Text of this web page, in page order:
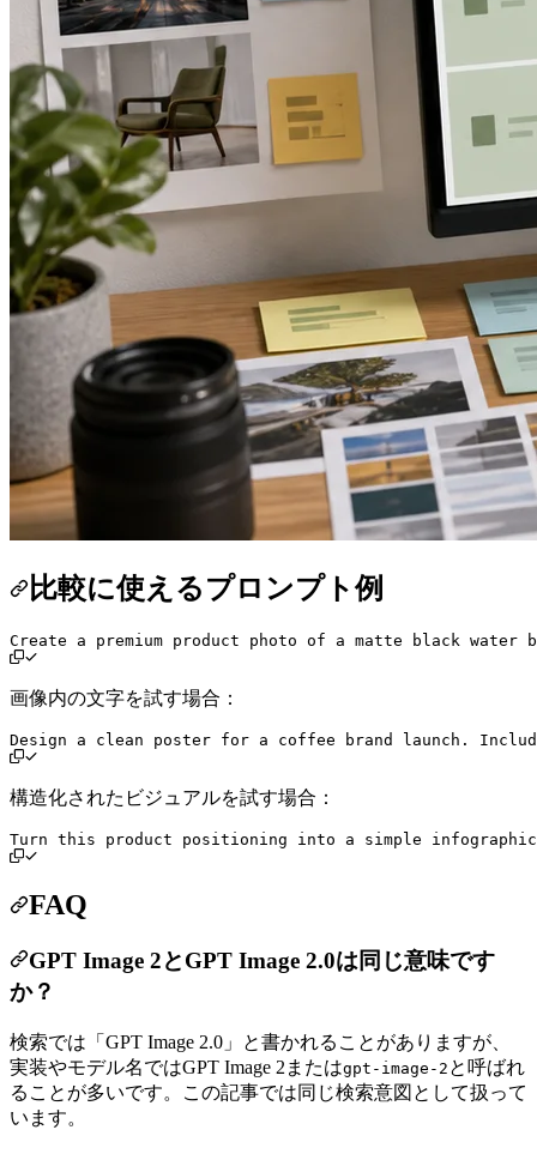
比較に使えるプロンプト例
画像内の文字を試す場合：
構造化されたビジュアルを試す場合：
FAQ
GPT Image 2とGPT Image 2.0は同じ意味です
か？
検索では「GPT Image 2.0」と書かれることがありますが、
実装やモデル名ではGPT Image 2またはgpt-image-2 と呼ばれ
ることが多いです。この記事では同じ検索意図として扱って
います。